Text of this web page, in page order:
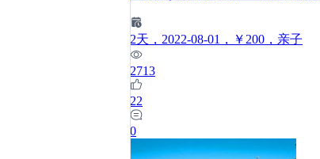
2天 ，2022-08-01 ，￥200 ，亲子
2713
22
0